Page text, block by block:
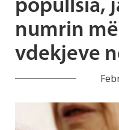
popullsia,
numrin
vdekjeve